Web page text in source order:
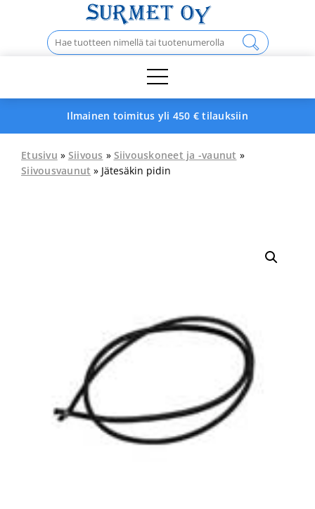
Haku:
Ilmainen toimitus yli 450 € tilauksiin
Etusivu » Siivous » Siivouskoneet ja -vaunut »
Siivousvaunut » Jätesäkin pidin